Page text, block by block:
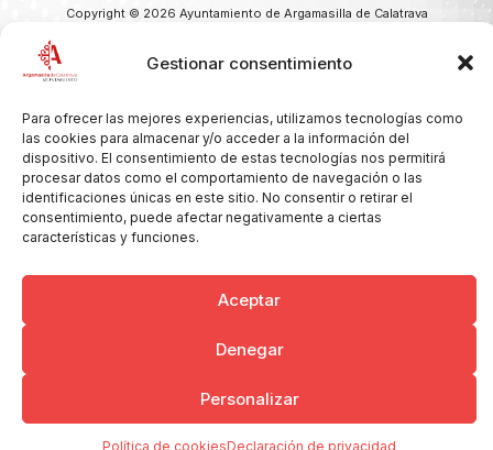
Gestionar consentimiento
Para ofrecer las mejores experiencias, utilizamos tecnologías como
las cookies para almacenar y/o acceder a la información del
dispositivo. El consentimiento de estas tecnologías nos permitirá
procesar datos como el comportamiento de navegación o las
identificaciones únicas en este sitio. No consentir o retirar el
consentimiento, puede afectar negativamente a ciertas
características y funciones.
Aceptar
Denegar
Personalizar
Política de cookiesDeclaración de privacidad
Copyright © 2026 Ayuntamiento de Argamasilla de Calatrava